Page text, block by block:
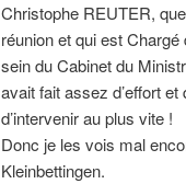
Christophe REUTER,
réunion et qui est
sein du Cabinet du
avait fait assez d’effort
d’intervenir au plus vite !
Donc je les vois mal
Kleinbettingen.